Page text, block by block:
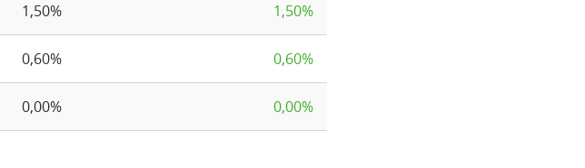
1,50% 1,50%
0,60% 0,60%
0,00% 0,00%